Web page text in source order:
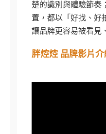
楚的識別與體驗節奏
置，都以「好找、好
讓品牌更容易被看見
胖焢焢 品牌影片介